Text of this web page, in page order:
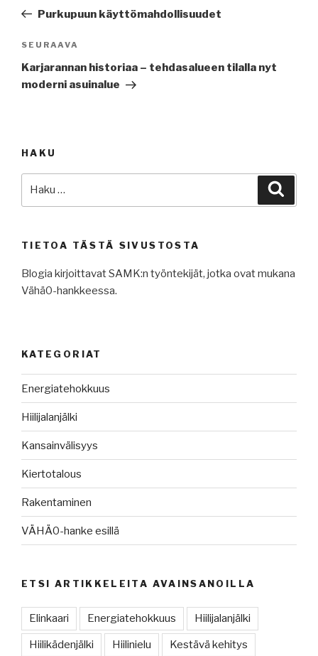
artikkeli
Purkupuun käyttömahdollisuudet
Seuraava
artikkeli
SEURAAVA
Karjarannan historiaa – tehdasalueen tilalla nyt
moderni asuinalue
HAKU
TIETOA TÄSTÄ SIVUSTOSTA
Blogia kirjoittavat SAMK:n työntekijät, jotka ovat mukana
Vähä0-hankkeessa.
KATEGORIAT
Energiatehokkuus
Hiilijalanjälki
Kansainvälisyys
Kiertotalous
Rakentaminen
VÄHÄ0-hanke esillä
ETSI ARTIKKELEITA AVAINSANOILLA
Elinkaari Energiatehokkuus Hiilijalanjälki
Hiilikädenjälki Hiilinielu Kestävä kehitys